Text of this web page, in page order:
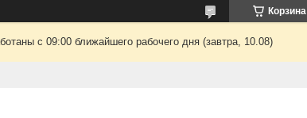
Корзина
с 09:00 ближайшего рабочего дня (завтра, 10.08)